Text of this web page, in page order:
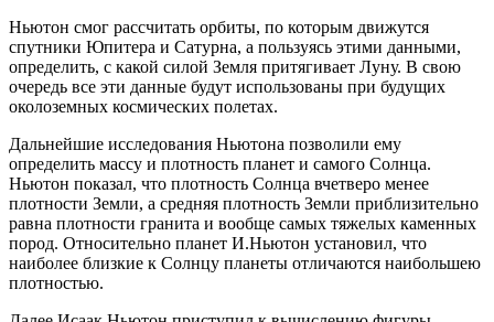
Ньютон смог рассчитать орбиты, по которым движутся
спутники Юпитера и Сатурна, а пользуясь этими данными,
определить, с какой силой Земля притягивает Луну. В свою
очередь все эти данные будут использованы при будущих
околоземных космических полетах.
Дальнейшие исследования Ньютона позволили ему
определить массу и плотность планет и самого Солнца.
Ньютон показал, что плотность Солнца вчетверо менее
плотности Земли, а средняя плотность Земли приблизительно
равна плотности гранита и вообще самых тяжелых каменных
пород. Относительно планет И.Ньютон установил, что
наиболее близкие к Солнцу планеты отличаются наибольшею
плотностью.